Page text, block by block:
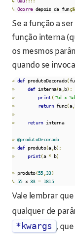
↳ Ocorre depois da funçã
Se a função a
função interna
os mesmos
quando se
» def produtoDecorado(
»
def interna(a, b):
»
print ('%d x
»
return func(a,
»
»
return interna
» @produtoDecorado
» def produto(a, b):
»
print(a * b)
» produto(55, 33)
↳ 55 x 33 = 1815
Vale lembrar
qualquer de
*kwargs ,